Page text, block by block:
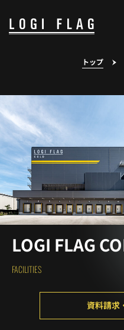
トップ
LOGI FLAG
FACILITIES
資料請求